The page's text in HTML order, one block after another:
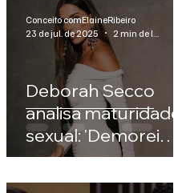
Deborah Secco
analisa maturidade
sexual: 'Demorei
para me conhecer
inteiramente'
Conceito comElaineRibeiro
23 de jul. de 2025